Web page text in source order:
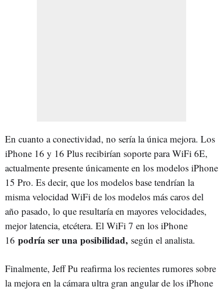
En cuanto a conectividad, no sería la única mejora. Los
iPhone 16 y 16 Plus recibirían soporte para WiFi 6E,
actualmente presente únicamente en los modelos iPhone
15 Pro. Es decir, que los modelos base tendrían la
misma velocidad WiFi de los modelos más caros del
año pasado, lo que resultaría en mayores velocidades,
mejor latencia, etcétera. El WiFi 7 en los iPhone
16 podría ser una posibilidad, según el analista.
Finalmente, Jeff Pu reafirma los recientes rumores sobre
la mejora en la cámara ultra gran angular de los iPhone